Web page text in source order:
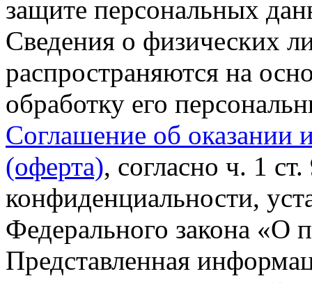
защите персональных
Сведения о физических
распространяются на
обработку его
Соглашение об оказании
(оферта), согласно ч. 1
конфиденциальности,
Федерального закона «О
Представленная